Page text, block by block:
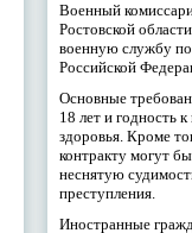
Военный
Ростовской
военную службу
Российской
Основные
18 лет и годность
здоровья. Кроме
контракту могут
неснятую
преступления.
Иностранные